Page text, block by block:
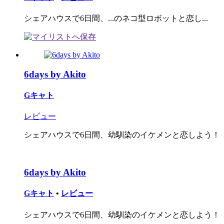
シェアハウスで6日間、...のネコ型ロボットと恋し...
6days by Akito
Gキャト
レビュー
シェアハウスで6日間、幼馴染のイケメンと恋しよう！
6days by Akito
Gキャト • レビュー
シェアハウスで6日間、幼馴染のイケメンと恋しよう！